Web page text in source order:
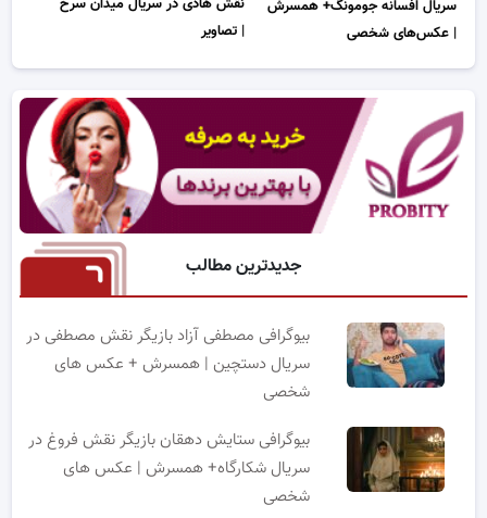
سریال افسانه جومونگ+ همسرش
| عکس‌های شخصی
| تصاویر
جدیدترین مطالب
بیوگرافی مصطفی آزاد بازیگر نقش مصطفی در
سریال دستچین | همسرش + عکس های
شخصی
بیوگرافی ستایش دهقان بازیگر نقش فروغ در
سریال شکارگاه+ همسرش | عکس های
شخصی